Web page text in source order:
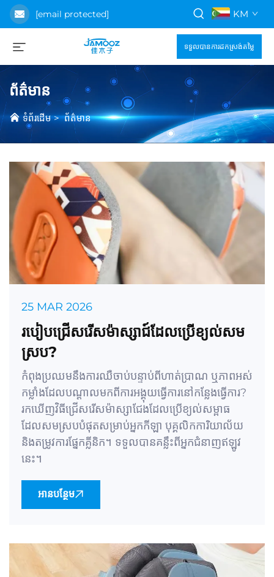
[email protected] KM
ទទួលបានការដកស្រង់តម្លៃ
ព័ត៌មាន
ទំព័រដើម>ព័ត៌មាន
25 MAR 2026
របៀបជ្រើសរើសម៉ាស្សាជ៍ដែលប្រើខ្យល់សម
ស្រប?
កំពុងប្រឈមនឹងការឈឺចាប់បន្ទាប់ពីហាត់ប្រាណ ឬភាពអស់
កម្លាំងដែលបណ្តាលមកពីការអង្គុយធ្វើការនៅកន្លែងធ្វើការ?
រកឃើញវិធីជ្រើសរើសម៉ាស្សាជែងដែលប្រើខ្យល់សម្ពាធ
ដែលសមស្របបំផុតសម្រាប់អ្នកកីឡា បុគ្គលិកការិយាល័យ
និងតម្រូវការផ្នែកគ្លីនិក។ ទទួលបានគន្លឹះពីអ្នកជំនាញឥឡូវ
នេះ។
អានបន្ថែម